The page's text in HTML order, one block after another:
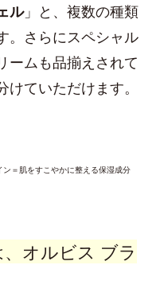
ル」と、複数の種類
。さらにスペシャル
ームも品揃えされて
ていただけます。
＝肌をすこやかに整える保湿成分
オルビス ブラ